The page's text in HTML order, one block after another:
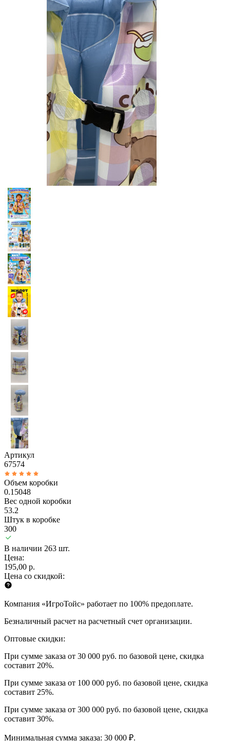
Артикул
67574
Объем коробки
0.15048
Вес одной коробки
53.2
Штук в коробке
300
В наличии 263 шт.
Цена:
195,00 р.
Цена со скидкой:
Компания «ИгроТойс» работает по 100% предоплате.
Безналичный расчет на расчетный счет организации.
Оптовые скидки:
При сумме заказа от 30 000 руб. по базовой цене, скидка
составит 20%.
При сумме заказа от 100 000 руб. по базовой цене, скидка
составит 25%.
При сумме заказа от 300 000 руб. по базовой цене, скидка
составит 30%.
Минимальная сумма заказа: 30 000 ₽.